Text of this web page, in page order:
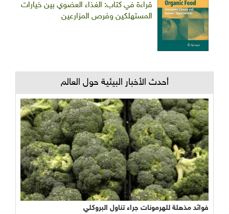
قراءة في كتاب: الغذاء العضوي بين خيارات
المستهلكين وفرص المزارعين
أحدث الأخبار البيئية حول العالم
فوائد مذهلة للهرمونات جراء تناول البروكلي